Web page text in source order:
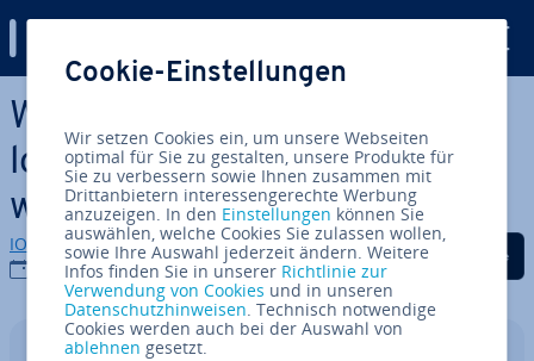
Zum Haupt­in­halt springen
Warum Di­gi­ta­li­sie­rung für
lokale Un­ter­neh­men so
wichtig ist
IONOS Redaktion
22.07.2021
Auf Facebook teilen
Auf Twitter teilen
Auf LinkedIn
In­halts­ver­zeich­nis
Cookie-Einstellungen
Wir setzen Cookies ein, um unsere Webseiten
optimal für Sie zu gestalten, unsere Produkte für
Sie zu verbessern sowie Ihnen zusammen mit
Drittanbietern interessengerechte Werbung
anzuzeigen. In den Einstellungen können Sie
auswählen, welche Cookies Sie zulassen wollen,
sowie Ihre Auswahl jederzeit ändern. Weitere
Infos finden Sie in unserer Richtlinie zur
Verwendung von Cookies und in unseren
Datenschutzhinweisen. Technisch notwendige
Cookies werden auch bei der Auswahl von
ablehnen gesetzt.